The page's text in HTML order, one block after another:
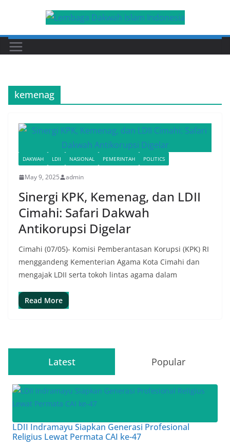
content
kemenag
DAKWAH LDII NASIONAL PEMERINTAH POLITICS
May 9, 2025 admin
Sinergi KPK, Kemenag, dan LDII
Cimahi: Safari Dakwah
Antikorupsi Digelar
Cimahi (07/05)- Komisi Pemberantasan Korupsi (KPK) RI
menggandeng Kementerian Agama Kota Cimahi dan
mengajak LDII serta tokoh lintas agama dalam
Read More
Latest Popular
LDII Indramayu Siapkan Generasi Profesional
Religius Lewat Permata CAI ke-47